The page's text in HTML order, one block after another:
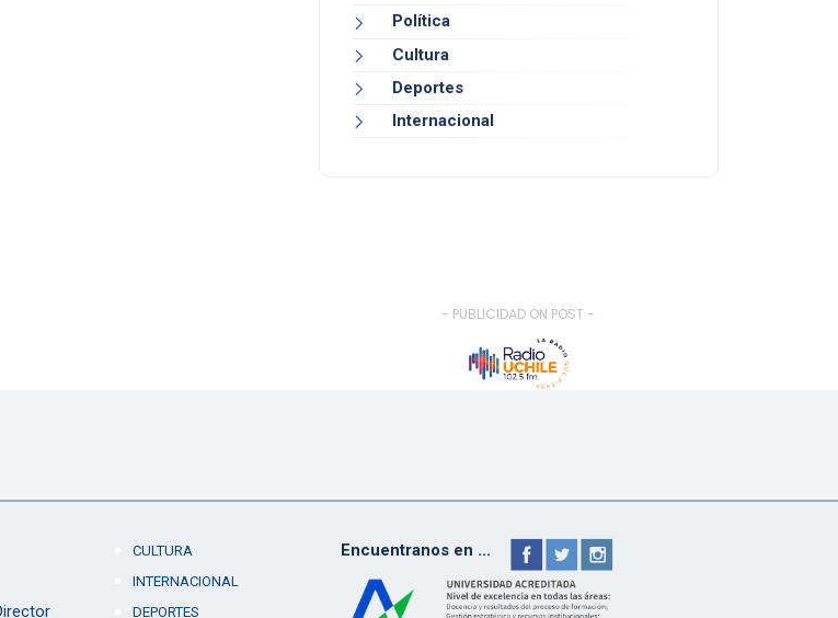
Política
Cultura
Deportes
Internacional
- PUBLICIDAD ON POST -
CULTURA
INTERNACIONAL
DEPORTES
Encuentranos en ...